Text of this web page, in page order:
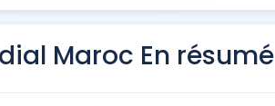
Maroc En résumé